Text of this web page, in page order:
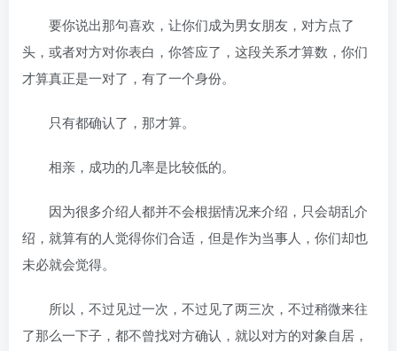
要你说出那句喜欢，让你们成为男女朋友，对方点了
头，或者对方对你表白，你答应了，这段关系才算数，你们
才算真正是一对了，有了一个身份。
只有都确认了，那才算。
相亲，成功的几率是比较低的。
因为很多介绍人都并不会根据情况来介绍，只会胡乱介
绍，就算有的人觉得你们合适，但是作为当事人，你们却也
未必就会觉得。
所以，不过见过一次，不过见了两三次，不过稍微来往
了那么一下子，都不曾找对方确认，就以对方的对象自居，